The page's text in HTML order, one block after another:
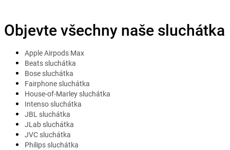
Objevte všechny naše sluchátka
Apple Airpods Max
Beats sluchátka
Bose sluchátka
Fairphone sluchátka
House-of-Marley sluchátka
Intenso sluchátka
JBL sluchátka
JLab sluchátka
JVC sluchátka
Philips sluchátka